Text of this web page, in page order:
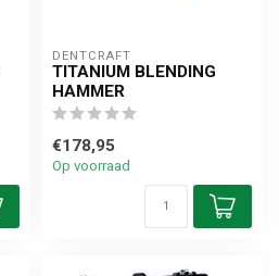
DENTCRAFT
TITANIUM BLENDING
HAMMER
€178,95
Op voorraad